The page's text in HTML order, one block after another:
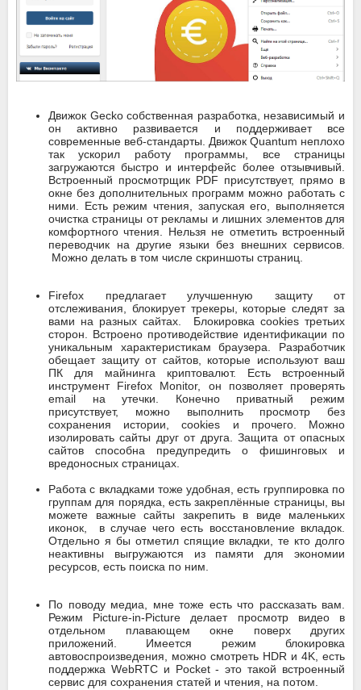
Движок Gecko собственная разработка, независимый и
он активно развивается и поддерживает все
современные веб-стандарты. Движок Quantum неплохо
так ускорил работу программы, все страницы
загружаются быстро и интерфейс более отзывчивый.
Встроенный просмотрщик PDF присутствует, прямо в
окне без дополнительных программ можно работать с
ними. Есть режим чтения, запуская его, выполняется
очистка страницы от рекламы и лишних элементов для
комфортного чтения. Нельзя не отметить встроенный
переводчик на другие языки без внешних сервисов.
Можно делать в том числе скриншоты страниц.
Firefox предлагает улучшенную защиту от
отслеживания, блокирует трекеры, которые следят за
вами на разных сайтах. Блокировка cookies третьих
сторон. Встроено противодействие идентификации по
уникальным характеристикам браузера. Разработчик
обещает защиту от сайтов, которые используют ваш
ПК для майнинга криптовалют. Есть встроенный
инструмент Firefox Monitor, он позволяет проверять
email на утечки. Конечно приватный режим
присутствует, можно выполнить просмотр без
сохранения истории, cookies и прочего. Можно
изолировать сайты друг от друга. Защита от опасных
сайтов способна предупредить о фишинговых и
вредоносных страницах.
Работа с вкладками тоже удобная, есть группировка по
группам для порядка, есть закреплённые страницы, вы
можете важные сайты закрепить в виде маленьких
иконок, в случае чего есть восстановление вкладок.
Отдельно я бы отметил спящие вкладки, те кто долго
неактивны выгружаются из памяти для экономии
ресурсов, есть поиска по ним.
По поводу медиа, мне тоже есть что рассказать вам.
Режим Picture-in-Picture делает просмотр видео в
отдельном плавающем окне поверх других
приложений. Имеется режим блокировка
автовоспроизведения, можно смотреть HDR и 4K, есть
поддержка WebRTC и Pocket - это такой встроенный
сервис для сохранения статей и чтения, на потом.